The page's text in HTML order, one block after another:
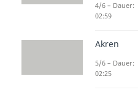
Was ist
4/6 – Dauer:
02:59
Akren
5/6 – Dauer:
02:25